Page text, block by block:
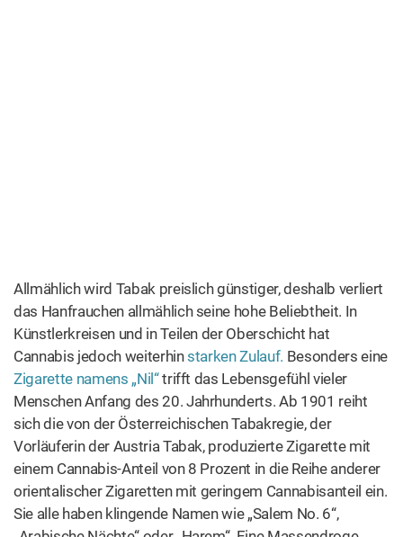
Fortschritte in der modernen Cannabis-
Forschung
Wie genau Cannabis wirkt, das war den Wissenschaftlern
lange ein absolutes Rätsel. Erst 1964 gelingt es dem
israelischen WissenschaftlerRaphael Mechoulam
(geb.
1930), die wichtigste Substanz zu isolieren, Delta-9-
Tetrahydrocannabinol, kurz: THC.
Aber damit sind längst
nicht alle Fragen geklärt. Drei weitere Jahrzehnte
Forschung sind nötig, um eine Erklärung zu finden, was
nach dem Konsum von Cannabis im Körper geschieht und
worin die psychogenen Wirkungen von Cannabis liegen.